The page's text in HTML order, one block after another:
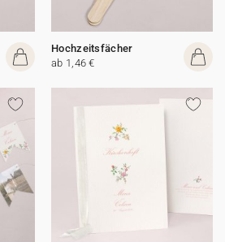
Hochzeitsfächer
ab 1,46 €